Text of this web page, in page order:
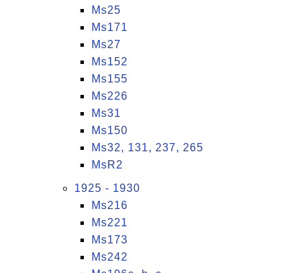
Ms25
Ms171
Ms27
Ms152
Ms155
Ms226
Ms31
Ms150
Ms32, 131, 237, 265
MsR2
1925 - 1930
Ms216
Ms221
Ms173
Ms242